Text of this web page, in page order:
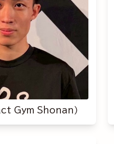
Gym Shonan）